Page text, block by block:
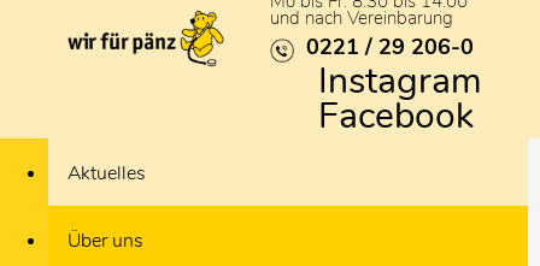
und nach Vereinbarung
0221 / 29 206-0
Instagram
Facebook
Aktuelles
Über uns